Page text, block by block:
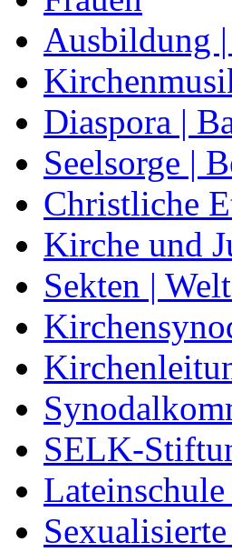
Ausbildung
Diaspora |
Seelsorge |
Christliche
Kirche und
Sekten |
SELK-